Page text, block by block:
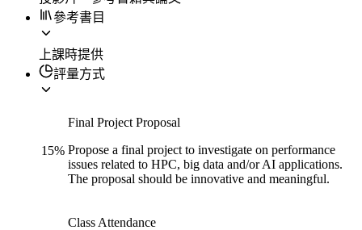
參考書目
上課時提供
評量方式
15%
Final Project Proposal
Propose a final project to investigate on performance
issues related to HPC, big data and/or AI applications.
The proposal should be innovative and meaningful.
Class Attendance